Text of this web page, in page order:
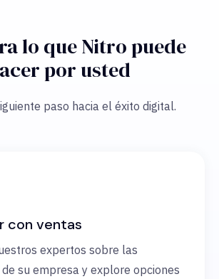
lo que Nitro puede
por usted
paso hacia el éxito digital.
con ventas
expertos sobre las
su empresa y explore opciones